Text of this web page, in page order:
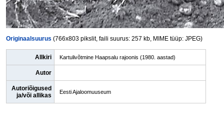
Originaalsuurus (766x803 pikslit, faili suurus: 257 kb, MIME tüüp: JPEG)
Allkiri Kartulivõtmine Haapsalu rajoonis (1980. aastad)
Autor
Autoriõigused
ja/või allikas
Eesti Ajaloomuuseum